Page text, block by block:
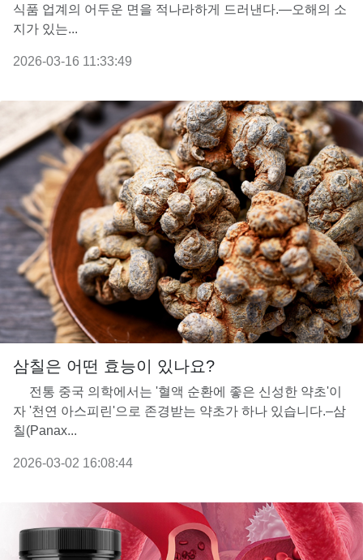
식품 업계의 어두운 면을 적나라하게 드러낸다.—오해의 소
지가 있는...
2026-03-16 11:33:49
삼칠은 어떤 효능이 있나요?
전통 중국 의학에서는 '혈액 순환에 좋은 신성한 약초'이
자 '천연 아스피린'으로 존경받는 약초가 하나 있습니다.–삼
칠(Panax...
2026-03-02 16:08:44